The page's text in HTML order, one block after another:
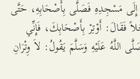
إِلَى مَسْجِدِهِ فَصَلَّى بِأَصْحَابِهِ، حَتَّى
فَقَالَ: أَوْتِرْ بِأَصْحَابِكَ، فَإِنِّي
اللَّهُ عَلَيْهِ وَسَلَّمَ يَقُولُ: لاَ وِتْرَانِ